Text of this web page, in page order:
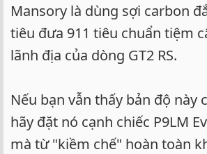
Mansory là dùng sợi carbon
tiêu đưa 911 tiêu chuẩn tiệm
lãnh địa của dòng GT2 RS.
Nếu bạn vẫn thấy bản độ này
hãy đặt nó cạnh chiếc P9LM
mà từ "kiềm chế" hoàn toàn